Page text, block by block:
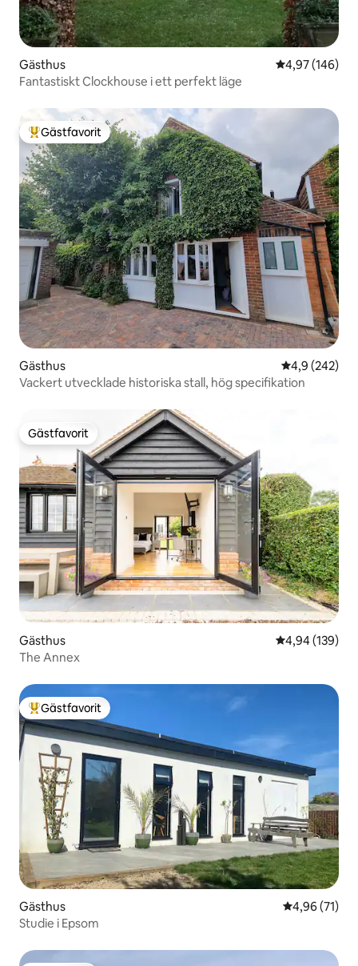
Gästhus 4,97 av 5 i
4,97 (146)
Fantastiskt Clockhouse i ett perfekt läge
Populär gästfavorit
Gästfavorit
Gästhus 4,9 av 5 i
4,9 (242)
Vackert utvecklade historiska stall, hög specifikation
Gästfavorit
Gästfavorit
Gästhus 4,94 av 5 i
4,94 (139)
The Annex
Populär gästfavorit
Gästfavorit
Gästhus 4,96 av 5 i
4,96 (71)
Studie i Epsom